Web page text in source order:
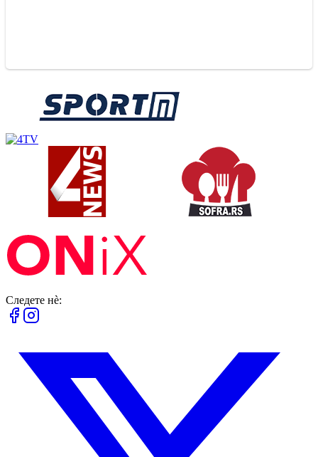
Следете нè: